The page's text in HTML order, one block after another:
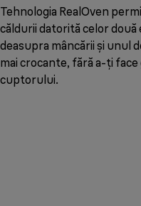
Tehnologia RealOven
căldurii datorită celor
deasupra mâncării și unul
mai crocante, fără a-ți
cuptorului.